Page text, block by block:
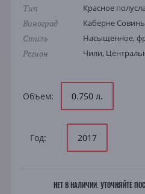
Тип Красное
Виноград Каберне
Стиль Насыщенное,
Регион Чили,
Объем: 0.750 л.
Год: 2017
НЕТ В НАЛИЧИИ. УТОЧНЯЙТЕ